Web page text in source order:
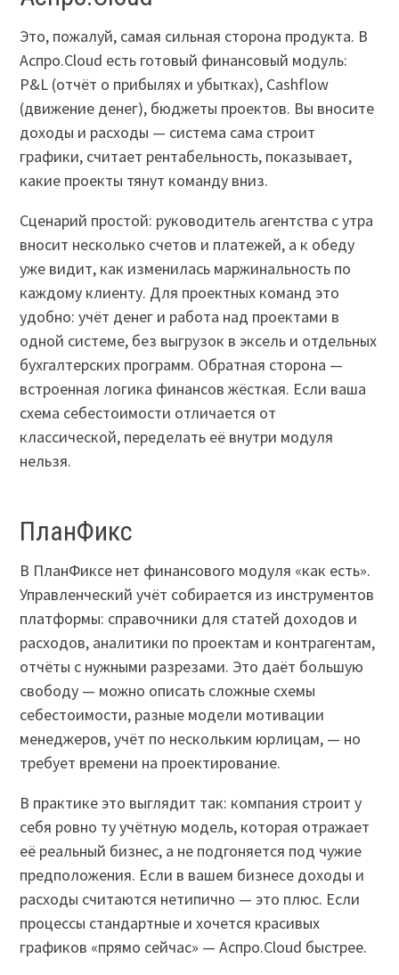
Это, пожалуй, самая сильная сторона продукта. В
Аспро.Cloud есть готовый финансовый модуль:
P&L (отчёт о прибылях и убытках), Cashflow
(движение денег), бюджеты проектов. Вы вносите
доходы и расходы — система сама строит
графики, считает рентабельность, показывает,
какие проекты тянут команду вниз.
Сценарий простой: руководитель агентства с утра
вносит несколько счетов и платежей, а к обеду
уже видит, как изменилась маржинальность по
каждому клиенту. Для проектных команд это
удобно: учёт денег и работа над проектами в
одной системе, без выгрузок в эксель и отдельных
бухгалтерских программ. Обратная сторона —
встроенная логика финансов жёсткая. Если ваша
схема себестоимости отличается от
классической, переделать её внутри модуля
нельзя.
ПланФикс
В ПланФиксе нет финансового модуля «как есть».
Управленческий учёт собирается из инструментов
платформы: справочники для статей доходов и
расходов, аналитики по проектам и контрагентам,
отчёты с нужными разрезами. Это даёт большую
свободу — можно описать сложные схемы
себестоимости, разные модели мотивации
менеджеров, учёт по нескольким юрлицам, — но
требует времени на проектирование.
В практике это выглядит так: компания строит у
себя ровно ту учётную модель, которая отражает
её реальный бизнес, а не подгоняется под чужие
предположения. Если в вашем бизнесе доходы и
расходы считаются нетипично — это плюс. Если
процессы стандартные и хочется красивых
графиков «прямо сейчас» — Аспро.Cloud быстрее.